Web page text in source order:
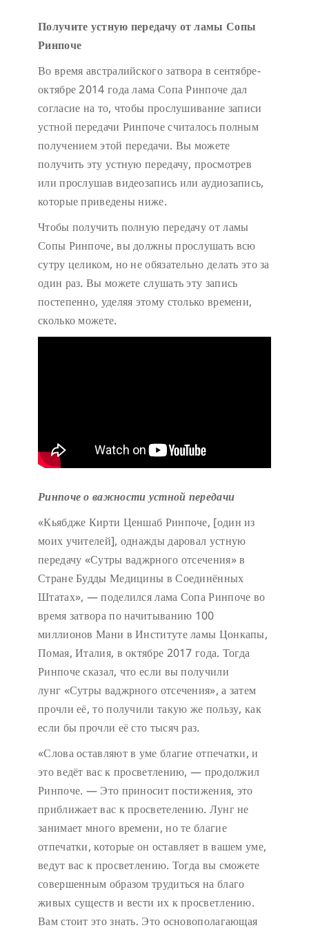
Получите устную передачу от ламы Сопы
Ринпоче
Во время австралийского затвора в сентябре-
октябре 2014 года лама Сопа Ринпоче дал
согласие на то, чтобы прослушивание записи
устной передачи Ринпоче считалось полным
получением этой передачи. Вы можете
получить эту устную передачу, просмотрев
или прослушав видеозапись или аудиозапись,
которые приведены ниже.
Чтобы получить полную передачу от ламы
Сопы Ринпоче, вы должны прослушать всю
сутру целиком, но не обязательно делать это за
один раз. Вы можете слушать эту запись
постепенно, уделяя этому столько времени,
сколько можете.
Ринпоче о важности устной передачи
«Кьябдже Кирти Ценшаб Ринпоче, [один из
моих учителей], однажды даровал устную
передачу «Сутры ваджрного отсечения» в
Стране Будды Медицины в Соединённых
Штатах», — поделился лама Сопа Ринпоче во
время затвора по начитыванию 100
миллионов Мани в Институте ламы Цонкапы,
Помая, Италия, в октябре 2017 года. Тогда
Ринпоче сказал, что если вы получили
лунг «Сутры ваджрного отсечения», а затем
прочли её, то получили такую же пользу, как
если бы прочли её сто тысяч раз.
«Слова оставляют в уме благие отпечатки, и
это ведёт вас к просветлению, — продолжил
Ринпоче. — Это приносит постижения, это
приближает вас к просветелению. Лунг не
занимает много времени, но те благие
отпечатки, которые он оставляет в вашем уме,
ведут вас к просветлению. Тогда вы сможете
совершенным образом трудиться на благо
живых существ и вести их к просветлению.
Вам стоит это знать. Это основополагающая